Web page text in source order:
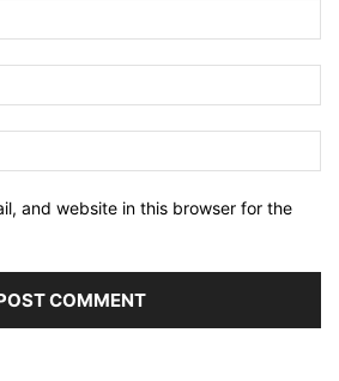
and website in this browser for the